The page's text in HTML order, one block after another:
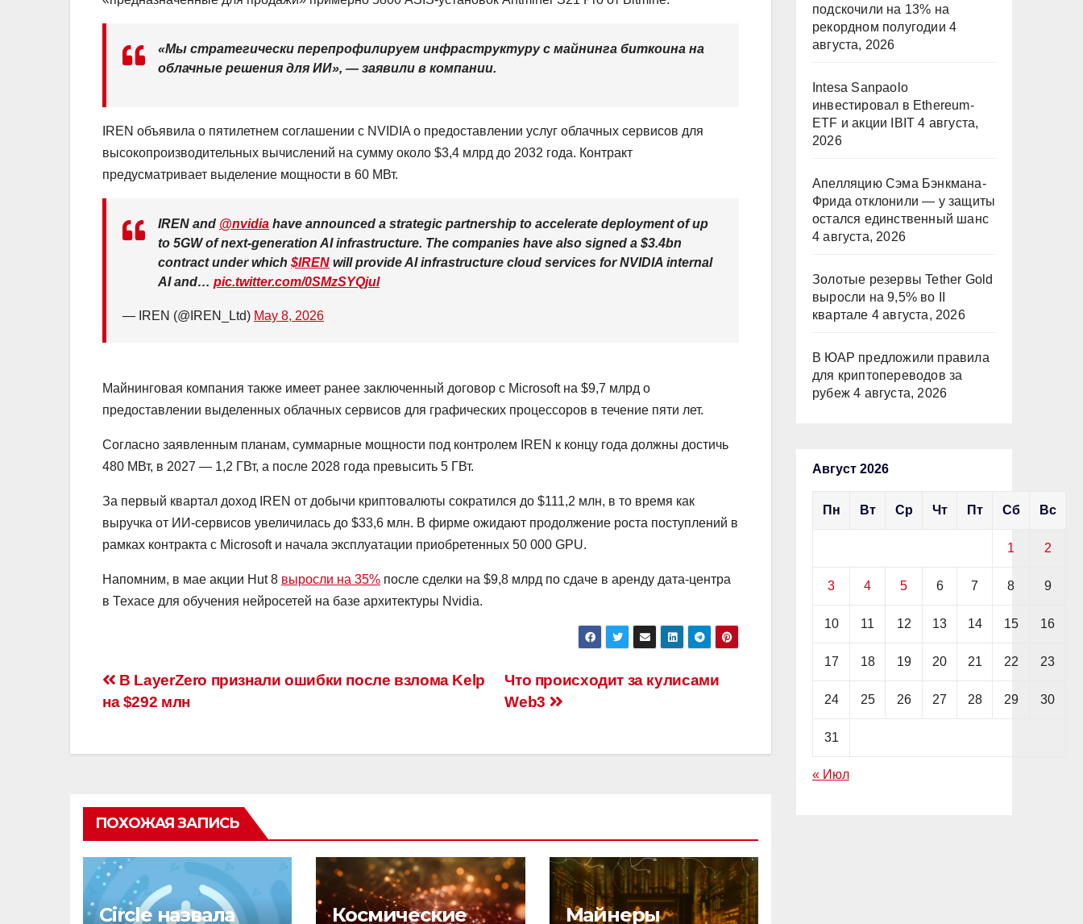
«Мы стратегически перепрофилируем инфраструктуру с майнинга биткоина на
облачные решения для ИИ», — заявили в компании.
IREN объявила о пятилетнем соглашении с NVIDIA о предоставлении услуг облачных сервисов для
высокопроизводительных вычислений на сумму около $3,4 млрд до 2032 года. Контракт
предусматривает выделение мощности в 60 МВт.
IREN and @nvidia have announced a strategic partnership to accelerate deployment of up
to 5GW of next-generation AI infrastructure. The companies have also signed a $3.4bn
contract under which $IREN will provide AI infrastructure cloud services for NVIDIA internal
AI and… pic.twitter.com/0SMzSYQjul
— IREN (@IREN_Ltd) May 8, 2026
Майнинговая компания также имеет ранее заключенный договор с Microsoft на $9,7 млрд о
предоставлении выделенных облачных сервисов для графических процессоров в течение пяти лет.
Согласно заявленным планам, суммарные мощности под контролем IREN к концу года должны достичь
480 МВт, в 2027 — 1,2 ГВт, а после 2028 года превысить 5 ГВт.
За первый квартал доход IREN от добычи криптовалюты сократился до $111,2 млн, в то время как
выручка от ИИ-сервисов увеличилась до $33,6 млн. В фирме ожидают продолжение роста поступлений в
рамках контракта с Microsoft и начала эксплуатации приобретенных 50 000 GPU.
Напомним, в мае акции Hut 8 выросли на 35% после сделки на $9,8 млрд по сдаче в аренду дата-центра
в Техасе для обучения нейросетей на базе архитектуры Nvidia.
Навигация
по
записям
Что происходит за кулисами
Web3
В LayerZero признали ошибки после взлома Kelp
на $292 млн
ПОХОЖАЯ ЗАПИСЬ
Circle назвала
Космические
Майнеры
подскочили на 13% на
рекордном полугодии 4
августа, 2026
Intesa Sanpaolo
инвестировал в Ethereum-
ETF и акции IBIT 4 августа,
2026
Апелляцию Сэма Бэнкмана-
Фрида отклонили — у защиты
остался единственный шанс
4 августа, 2026
Золотые резервы Tether Gold
выросли на 9,5% во II
квартале 4 августа, 2026
В ЮАР предложили правила
для криптопереводов за
рубеж 4 августа, 2026
Август 2026
Пн Вт Ср Чт Пт Сб Вс
1 2
3 4 5 6 7 8 9
10 11 12 13 14 15 16
17 18 19 20 21 22 23
24 25 26 27 28 29 30
31
« Июл